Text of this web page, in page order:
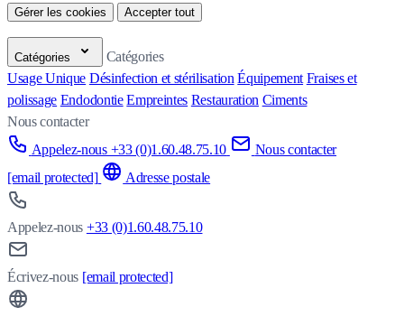
Gérer les cookies Accepter tout
Catégories
Catégories
Usage Unique Désinfection et stérilisation Équipement Fraises et
polissage Endodontie Empreintes Restauration Ciments
Nous contacter
Appelez-nous +33 (0)1.60.48.75.10
Nous contacter
[email protected]
Adresse postale
Appelez-nous +33 (0)1.60.48.75.10
Écrivez-nous [email protected]